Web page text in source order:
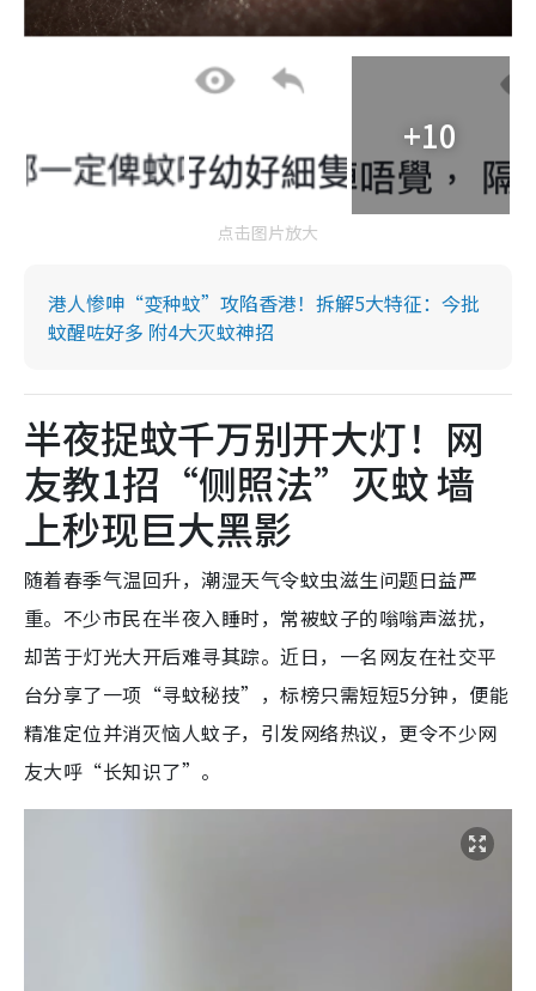
+10
点击图片放大
港人惨呻“变种蚊”攻陷香港！拆解5大特征：今批
蚊醒咗好多 附4大灭蚊神招
半夜捉蚊千万别开大灯！网
友教1招“侧照法”灭蚊 墙
上秒现巨大黑影
随着春季气温回升，潮湿天气令蚊虫滋生问题日益严
重。不少市民在半夜入睡时，常被蚊子的嗡嗡声滋扰，
却苦于灯光大开后难寻其踪。近日，一名网友在社交平
台分享了一项“寻蚊秘技”，标榜只需短短5分钟，便能
精准定位并消灭恼人蚊子，引发网络热议，更令不少网
友大呼“长知识了”。